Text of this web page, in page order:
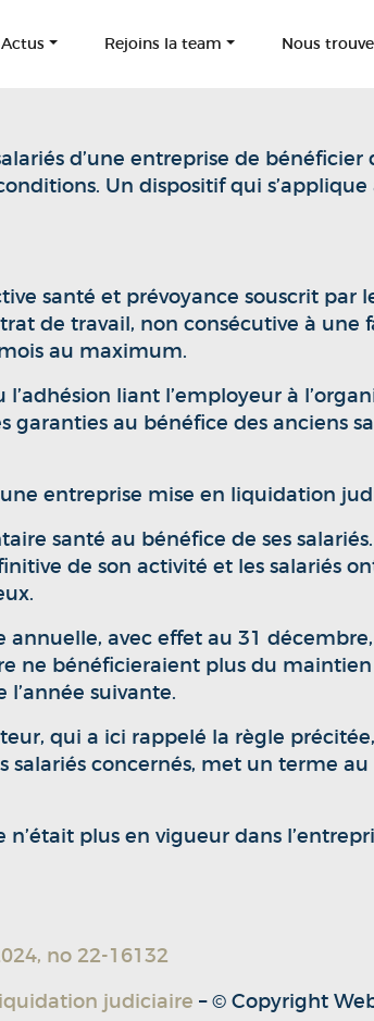
Actus Rejoins la team Nous
d’une entreprise de bénéficier
Un dispositif qui
santé et prévoyance souscrit par
de travail, non consécutive à une
au maximum.
liant l’employeur à
au bénéfice des anciens
entreprise mise en liquidation
santé au bénéfice de ses
de son activité et les salariés
annuelle, avec effet au 31
ne bénéficieraient plus du
suivante.
qui a ici rappelé la règle
concernés, met un terme
plus en vigueur dans
no 22-16132
judiciaire – © Copyright